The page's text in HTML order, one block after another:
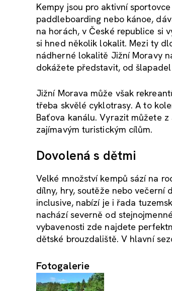
Kempy jsou pro aktivní
paddleboarding nebo kánoe,
na horách, v České republice si
si hned několik lokalit. Mezi ty
nádherné lokalitě Jižní Moravy
dokážete představit, od
Jižní Morava může však
třeba skvělé cyklotrasy. A to
Baťova kanálu. Vyrazit můžete
zajímavým turistickým cílům.
Dovolená s dětmi
Velké množství kempů sází na
dílny, hry, soutěže nebo večerní
inclusive, nabízí je i řada
nachází severně od
vybavenosti zde najdete
dětské brouzdaliště. V hlavní
Fotogalerie